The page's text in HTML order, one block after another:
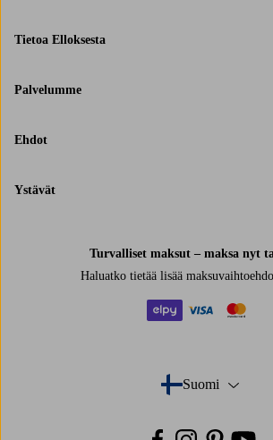
Tietoa Elloksesta
Palvelumme
Ehdot
Ystävät
Turvalliset maksut – maksa nyt
Haluatko tietää lisää
Suomi
- Valitse maa